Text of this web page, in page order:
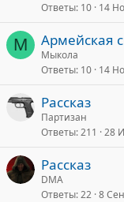
Ответы 10 14
М Армейская
Мыкола
Ответы 10 14
Рассказ
Партизан
Ответы 211 28
Рассказ
DMA
Ответы 22 8